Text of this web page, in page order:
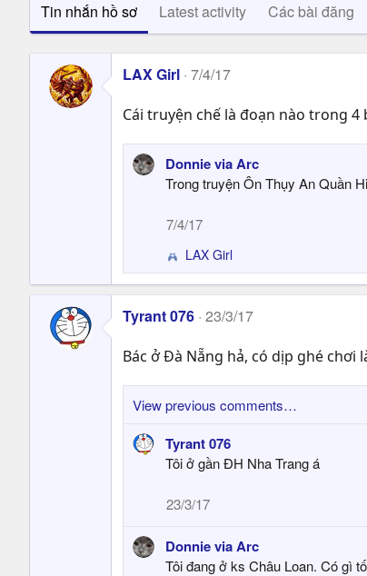
Tin nhắn hồ sơ Latest activity Các bài đăng
LAX Girl 7/4/17
Cái truyện chế là đoạn nào trong 4
Donnie via Arc
Trong truyện Ôn Thụy An Quần
7/4/17
R
e
a
c
i
o
n
s
:
LAX Girl
Tyrant 076 23/3/17
Bác ở Đà Nẵng hả, có dịp ghé chơi
View previous comments…
Tyrant 076
Tôi ở gần ĐH Nha Trang á
23/3/17
Donnie via Arc
Tôi đang ở ks Châu Loan. Có gì